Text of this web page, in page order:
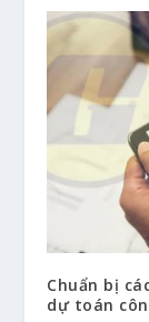
Chuẩn bị
dự toán